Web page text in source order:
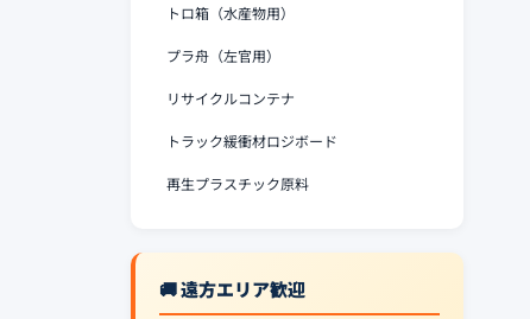
トロ箱（水産物用）
プラ舟（左官用）
リサイクルコンテナ
トラック緩衝材ロジボード
再生プラスチック原料
🚚 遠方エリア歓迎